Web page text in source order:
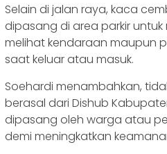
Selain di jalan raya, kaca
dipasang di area parkir
melihat kendaraan maupun
saat keluar atau masuk.
Soehardi menambahkan,
berasal dari Dishub
dipasang oleh warga atau
demi meningkatkan